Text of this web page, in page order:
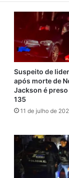
Suspeito de
após morte de
Jackson é preso
135
11 de julho de
Prefeitos
recebem
secretário
da
Defesa
e
discutem
Prefeitos
secretário
Defesa
travessia